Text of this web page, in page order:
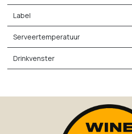
Label
Serveertemperatuur
Drinkvenster